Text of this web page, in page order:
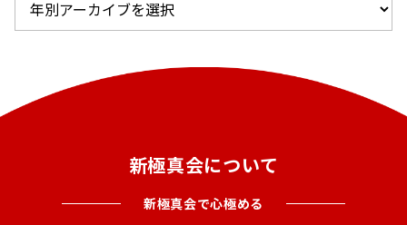
新極真会について
新極真会で心極める